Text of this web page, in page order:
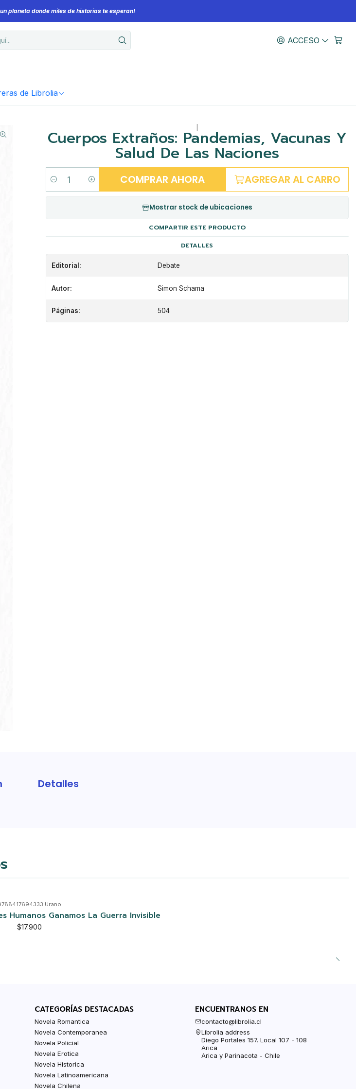
ACCESO
de Librolia
planeta donde miles de historias te esperan!
Cuerpos Extraños: Pandemias, Vacunas Y
Salud De Las Naciones
Cantidad AGREGAR AL CARRO
COMPRAR AHORA
Mostrar stock de ubicaciones
COMPARTIR ESTE PRODUCTO
DETALLES
Editorial: Debate
Autor: Simon Schama
Páginas: 504
Detalles
Urano
Humanos Ganamos La Guerra Invisible
$17.900
CATEGORÍAS DESTACADAS
Novela Romantica
Novela Contemporanea
Novela Policial
Novela Erotica
Novela Historica
Novela Latinoamericana
Novela Chilena
ENCUENTRANOS EN
contacto@librolia.cl
Librolia address
Diego Portales 157. Local 107 - 108
Arica
Arica y Parinacota - Chile